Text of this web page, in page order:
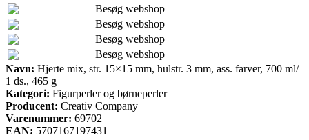
Besøg webshop
Besøg webshop
Besøg webshop
Besøg webshop
Navn: Hjerte mix, str. 15×15 mm, hulstr. 3 mm, ass. farver, 700 ml/
1 ds., 465 g
Kategori: Figurperler og børneperler
Producent: Creativ Company
Varenummer: 69702
EAN: 5707167197431